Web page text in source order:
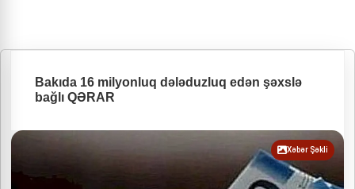
Bakıda 16 milyonluq dələduzluq edən şəxslə
bağlı QƏRAR
Xəbər Şəkli